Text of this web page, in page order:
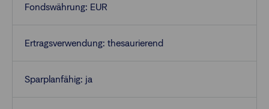
Fondswährung: EUR
Ertragsverwendung: thesaurierend
Sparplanfähig: ja